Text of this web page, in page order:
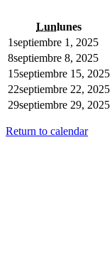
Lunlunes
1septiembre 1, 2025
8septiembre 8, 2025
15septiembre 15, 2025
22septiembre 22, 2025
29septiembre 29, 2025
Return to calendar